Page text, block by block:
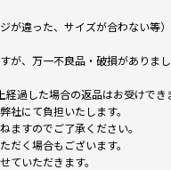
が違った、サイズが合わない等
が、万一不良品・破損がありま
過した場合の返品はお受けでき
社にて負担いたします。
ますのでご了承ください。
だく場合もございます。
ていただきます。